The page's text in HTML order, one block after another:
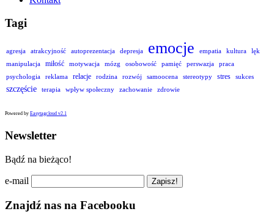
Tagi
agresja atrakcyjność autoprezentacja depresja emocje empatia kultura
lęk
manipulacja
miłość motywacja mózg osobowość pamięć perswazja
praca
psychologia
reklama relacje rodzina rozwój samoocena stereotypy stres sukces
szczęście terapia wpływ społeczny zachowanie zdrowie
Powered by Easytagcloud v2.1
Newsletter
Bądź na bieżąco!
e-mail
Znajdź nas na Facebooku